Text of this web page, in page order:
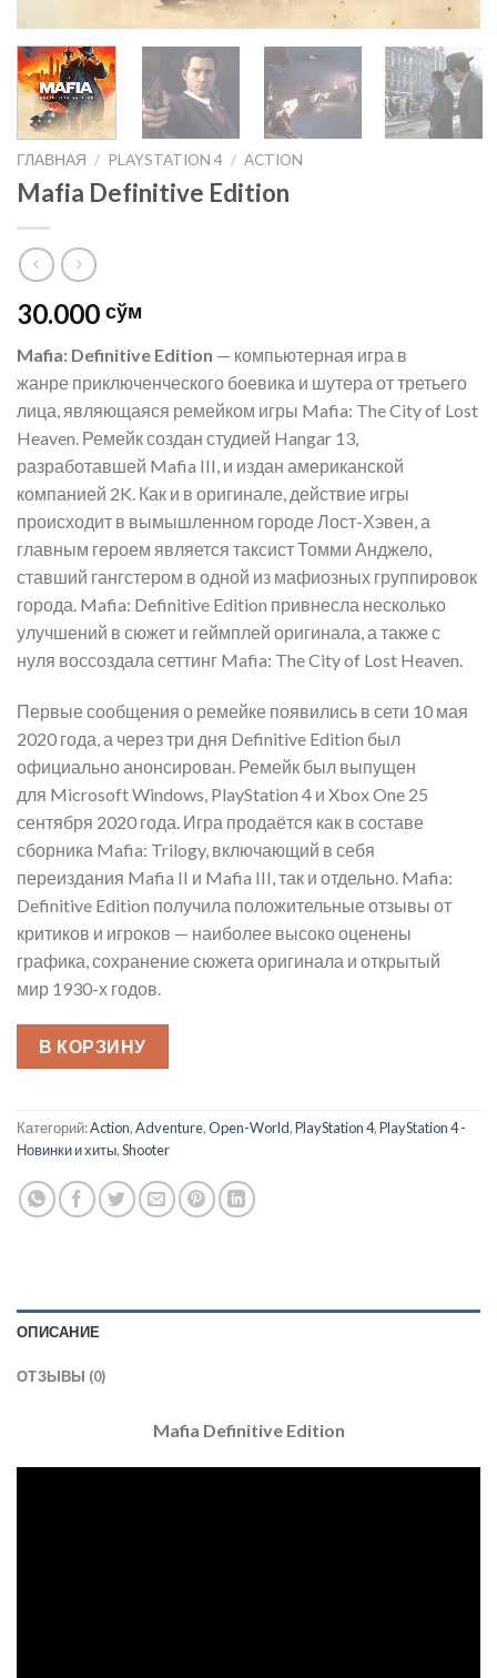
ГЛАВНАЯ / PLAYSTATION 4 / ACTION
Mafia Definitive Edition
30.000 сўм
Mafia: Definitive Edition — компьютерная игра в
жанре приключенческого боевика и шутера от третьего
лица, являющаяся ремейком игры Mafia: The City of Lost
Heaven. Ремейк создан студией Hangar 13,
разработавшей Mafia III, и издан американской
компанией 2K. Как и в оригинале, действие игры
происходит в вымышленном городе Лост-Хэвен, а
главным героем является таксист Томми Анджело,
ставший гангстером в одной из мафиозных группировок
города. Mafia: Definitive Edition привнесла несколько
улучшений в сюжет и геймплей оригинала, а также с
нуля воссоздала сеттинг Mafia: The City of Lost Heaven.
Первые сообщения о ремейке появились в сети 10 мая
2020 года, а через три дня Definitive Edition был
официально анонсирован. Ремейк был выпущен
для Microsoft Windows, PlayStation 4 и Xbox One 25
сентября 2020 года. Игра продаётся как в составе
сборника Mafia: Trilogy, включающий в себя
переиздания Mafia II и Mafia III, так и отдельно. Mafia:
Definitive Edition получила положительные отзывы от
критиков и игроков — наиболее высоко оценены
графика, сохранение сюжета оригинала и открытый
мир 1930-х годов.
В КОРЗИНУ
Категорий:Action,Adventure,Open-World,PlayStation 4,PlayStation 4 -
Новинки и хиты,Shooter
ОПИСАНИЕ
ОТЗЫВЫ (0)
Mafia Definitive Edition